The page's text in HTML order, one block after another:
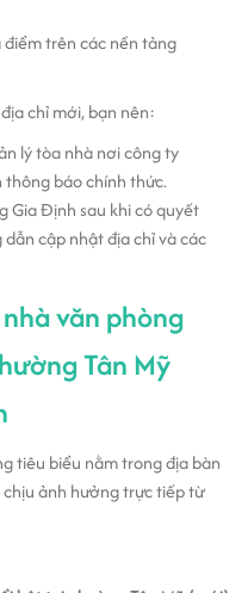
trên các nền tảng
chỉ mới, bạn nên:
lý tòa nhà nơi công ty
báo chính thức.
Gia Định sau khi có quyết
cập nhật địa chỉ và các
văn phòng
Tân Mỹ
tiêu biểu nằm trong địa bàn
chịu ảnh hưởng trực tiếp từ